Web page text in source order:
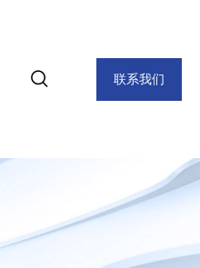
联系我们